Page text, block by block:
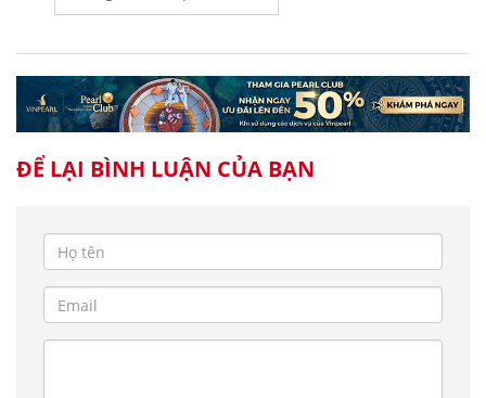
ĐỂ LẠI BÌNH LUẬN CỦA BẠN